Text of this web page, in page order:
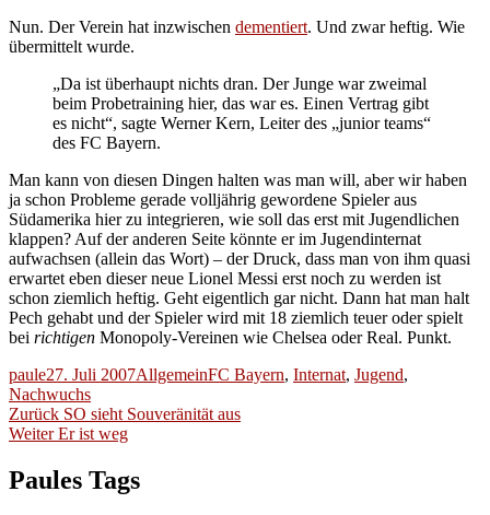
Nun. Der Verein hat inzwischen dementiert. Und zwar heftig. Wie
übermittelt wurde.
„Da ist überhaupt nichts dran. Der Junge war zweimal
beim Probetraining hier, das war es. Einen Vertrag gibt
es nicht“, sagte Werner Kern, Leiter des „junior teams“
des FC Bayern.
Man kann von diesen Dingen halten was man will, aber wir haben
ja schon Probleme gerade volljährig gewordene Spieler aus
Südamerika hier zu integrieren, wie soll das erst mit Jugendlichen
klappen? Auf der anderen Seite könnte er im Jugendinternat
aufwachsen (allein das Wort) – der Druck, dass man von ihm quasi
erwartet eben dieser neue Lionel Messi erst noch zu werden ist
schon ziemlich heftig. Geht eigentlich gar nicht. Dann hat man halt
Pech gehabt und der Spieler wird mit 18 ziemlich teuer oder spielt
bei richtigen Monopoly-Vereinen wie Chelsea oder Real. Punkt.
Autor
pauleVeröffentlicht
am
27. Juli 2007Kategorien
AllgemeinSchlagwörter
FC Bayern, Internat, Jugend,
Nachwuchs
Beitragsnavigation
Zurück Vorheriger
Beitrag:
SO sieht Souveränität aus
Weiter Nächster
Er ist weg
Paules Tags